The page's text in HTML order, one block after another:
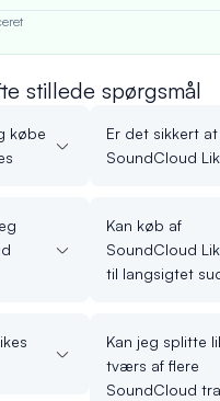
stillede spørgsmål
købe
Er det sikkert
SoundCloud
Kan køb af
SoundCloud
til langsigtet
Kan jeg splitte
tværs af flere
SoundCloud